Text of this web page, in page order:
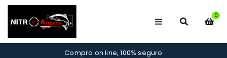
0
Compra on line, 100% seguro